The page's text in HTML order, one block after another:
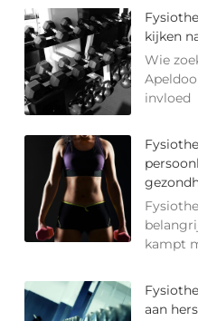
kijken
Wie
invloed
kampt
aan